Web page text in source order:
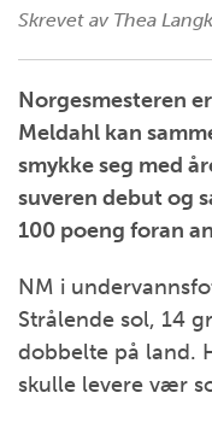
Skrevet av Thea
Norgesmesteren
Meldahl kan
smykke seg med
suveren debut og
100 poeng foran
NM i
Strålende sol, 14
dobbelte på land.
skulle levere vær